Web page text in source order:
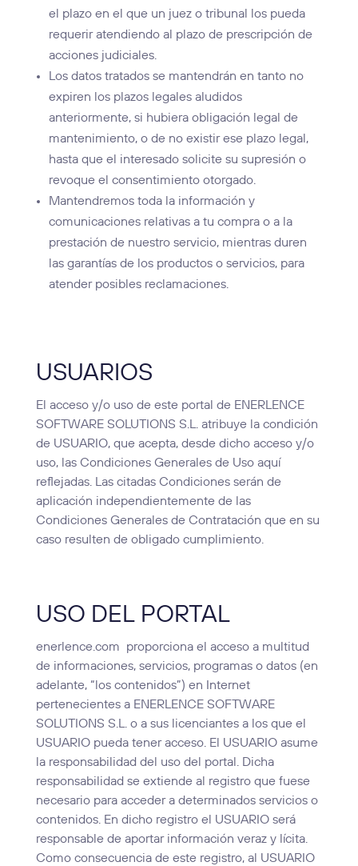
el plazo en el que un juez o tribunal los pueda
requerir atendiendo al plazo de prescripción de
acciones judiciales.
Los datos tratados se mantendrán en tanto no
expiren los plazos legales aludidos
anteriormente, si hubiera obligación legal de
mantenimiento, o de no existir ese plazo legal,
hasta que el interesado solicite su supresión o
revoque el consentimiento otorgado.
Mantendremos toda la información y
comunicaciones relativas a tu compra o a la
prestación de nuestro servicio, mientras duren
las garantías de los productos o servicios, para
atender posibles reclamaciones.
USUARIOS
El acceso y/o uso de este portal de ENERLENCE
SOFTWARE SOLUTIONS S.L. atribuye la condición
de USUARIO, que acepta, desde dicho acceso y/o
uso, las Condiciones Generales de Uso aquí
reflejadas. Las citadas Condiciones serán de
aplicación independientemente de las
Condiciones Generales de Contratación que en su
caso resulten de obligado cumplimiento.
USO DEL PORTAL
enerlence.com proporciona el acceso a multitud
de informaciones, servicios, programas o datos (en
adelante, “los contenidos”) en Internet
pertenecientes a ENERLENCE SOFTWARE
SOLUTIONS S.L. o a sus licenciantes a los que el
USUARIO pueda tener acceso. El USUARIO asume
la responsabilidad del uso del portal. Dicha
responsabilidad se extiende al registro que fuese
necesario para acceder a determinados servicios o
contenidos. En dicho registro el USUARIO será
responsable de aportar información veraz y lícita.
Como consecuencia de este registro, al USUARIO